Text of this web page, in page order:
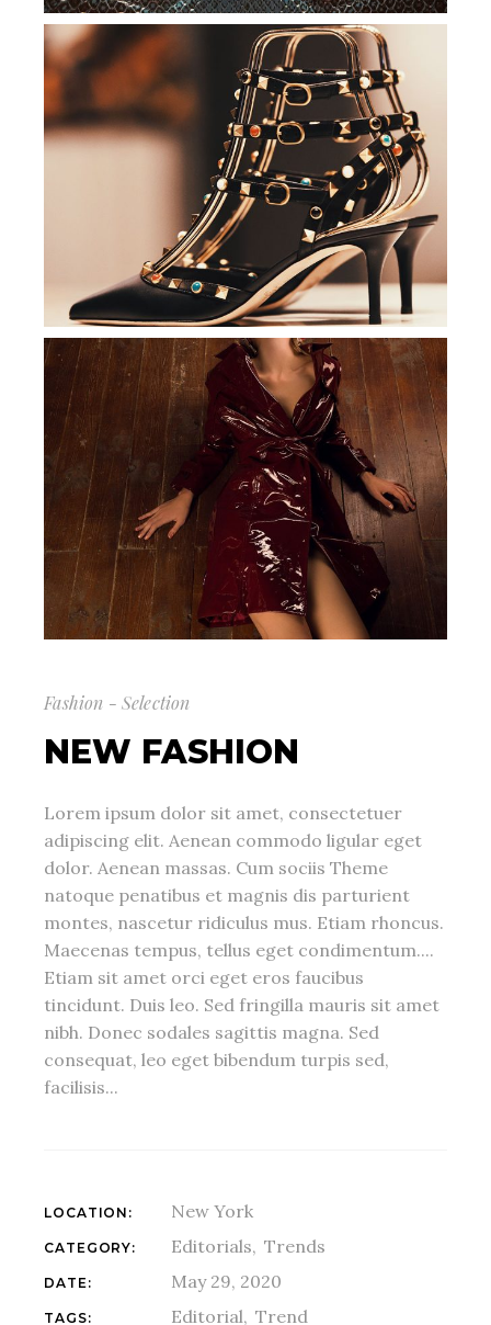
Fashion - Selection
NEW FASHION
Lorem ipsum dolor sit amet, consectetuer
adipiscing elit. Aenean commodo ligular eget
dolor. Aenean massas. Cum sociis Theme
natoque penatibus et magnis dis parturient
montes, nascetur ridiculus mus. Etiam rhoncus.
Maecenas tempus, tellus eget condimentum....
Etiam sit amet orci eget eros faucibus
tincidunt. Duis leo. Sed fringilla mauris sit amet
nibh. Donec sodales sagittis magna. Sed
consequat, leo eget bibendum turpis sed,
facilisis...
LOCATION: New York
CATEGORY: Editorials Trends
DATE: May 29, 2020
TAGS: Editorial Trend